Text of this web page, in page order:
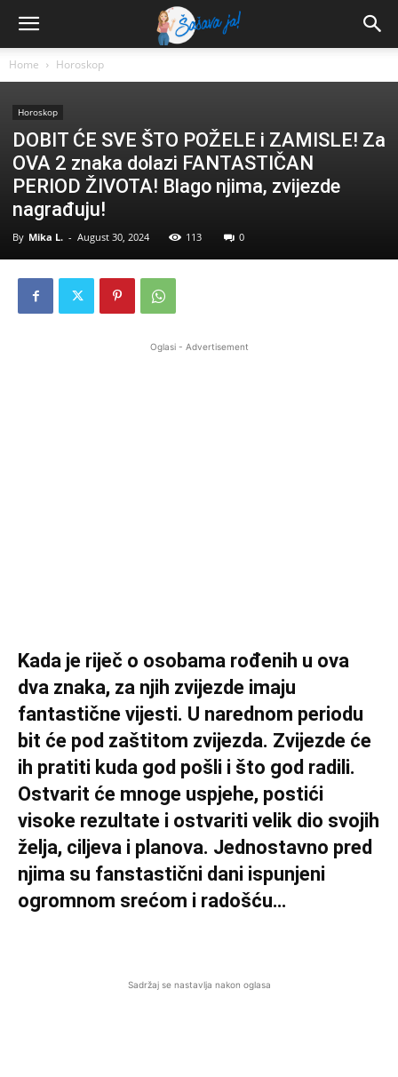
Home Horoskop
Horoskop
DOBIT ĆE SVE ŠTO POŽELE i ZAMISLE! Za
OVA 2 znaka dolazi FANTASTIČAN
PERIOD ŽIVOTA! Blago njima, zvijezde
nagrađuju!
By Mika L. - August 30, 2024 113 0
Oglasi - Advertisement
Kada je riječ o osobama rođenih u ova
dva znaka, za njih zvijezde imaju
fantastične vijesti. U narednom periodu
bit će pod zaštitom zvijezda. Zvijezde će
ih pratiti kuda god pošli i što god radili.
Ostvarit će mnoge uspjehe, postići
visoke rezultate i ostvariti velik dio svojih
želja, ciljeva i planova. Jednostavno pred
njima su fanstastični dani ispunjeni
ogromnom srećom i radošću…
Sadržaj se nastavlja nakon oglasa